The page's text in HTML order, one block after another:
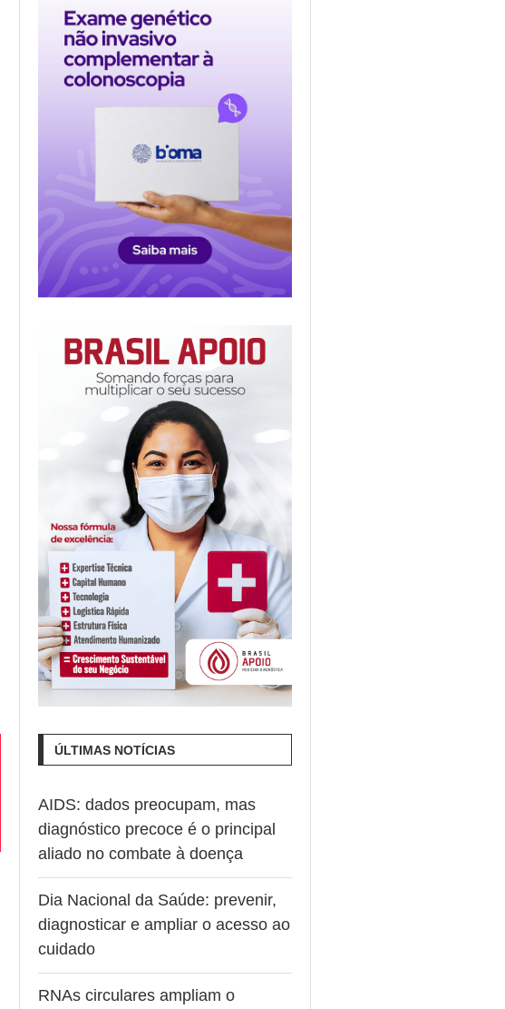
ÚLTIMAS NOTÍCIAS
AIDS: dados preocupam, mas
diagnóstico precoce é o principal
aliado no combate à doença
Dia Nacional da Saúde: prevenir,
diagnosticar e ampliar o acesso ao
cuidado
RNAs circulares ampliam o